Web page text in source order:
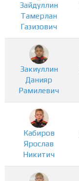
Зайдуллин
Тамерлан
Газизович
Закиуллин
Данияр
Рамилевич
Кабиров
Ярослав
Никитич